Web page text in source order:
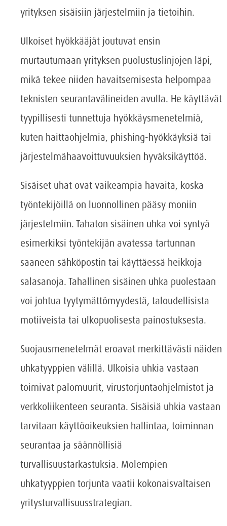
yrityksen sisäisiin järjestelmiin ja tietoihin.
Ulkoiset hyökkääjät joutuvat ensin
murtautumaan yrityksen puolustuslinjojen läpi,
mikä tekee niiden havaitsemisesta helpompaa
teknisten seurantavälineiden avulla. He käyttävät
tyypillisesti tunnettuja hyökkäysmenetelmiä,
kuten haittaohjelmia, phishing-hyökkäyksiä tai
järjestelmähaavoittuvuuksien hyväksikäyttöä.
Sisäiset uhat ovat vaikeampia havaita, koska
työntekijöillä on luonnollinen pääsy moniin
järjestelmiin. Tahaton sisäinen uhka voi syntyä
esimerkiksi työntekijän avatessa tartunnan
saaneen sähköpostin tai käyttäessä heikkoja
salasanoja. Tahallinen sisäinen uhka puolestaan
voi johtua tyytymättömyydestä, taloudellisista
motiiveista tai ulkopuolisesta painostuksesta.
Suojausmenetelmät eroavat merkittävästi näiden
uhkatyyppien välillä. Ulkoisia uhkia vastaan
toimivat palomuurit, virustorjuntaohjelmistot ja
verkkoliikenteen seuranta. Sisäisiä uhkia vastaan
tarvitaan käyttöoikeuksien hallintaa, toiminnan
seurantaa ja säännöllisiä
turvallisuustarkastuksia. Molempien
uhkatyyppien torjunta vaatii kokonaisvaltaisen
yritysturvallisuusstrategian.